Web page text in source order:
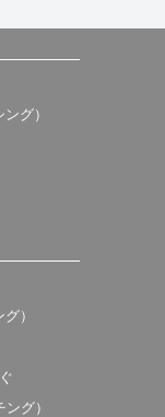
グ）
）
グ）